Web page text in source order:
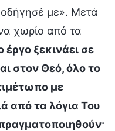
με». Μετά
χωρίο από τα
έργο ξεκινάει σε
στον Θεό, όλο το
με
από τα λόγια Του